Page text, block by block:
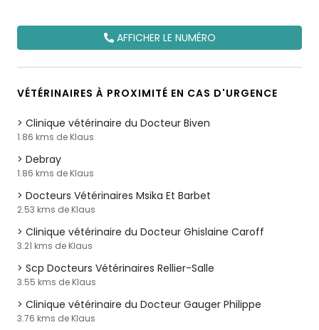
AFFICHER LE NUMÉRO
VÉTÉRINAIRES À PROXIMITÉ EN CAS D'URGENCE
Clinique vétérinaire du Docteur Biven
1.86 kms de Klaus
Debray
1.86 kms de Klaus
Docteurs Vétérinaires Msika Et Barbet
2.53 kms de Klaus
Clinique vétérinaire du Docteur Ghislaine Caroff
3.21 kms de Klaus
Scp Docteurs Vétérinaires Rellier-Salle
3.55 kms de Klaus
Clinique vétérinaire du Docteur Gauger Philippe
3.76 kms de Klaus